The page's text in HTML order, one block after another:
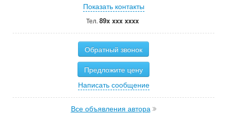
Показать контакты
Тел. 89x xxx xxxx
Обратный звонок
Предложите цену
Написать сообщение
Все объявления автора